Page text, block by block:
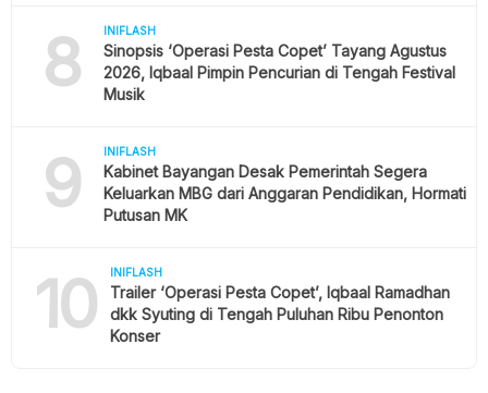
8 INIFLASH
Sinopsis ‘Operasi Pesta Copet’ Tayang Agustus
2026, Iqbaal Pimpin Pencurian di Tengah Festival
Musik
9 INIFLASH
Kabinet Bayangan Desak Pemerintah Segera
Keluarkan MBG dari Anggaran Pendidikan, Hormati
Putusan MK
10 INIFLASH
Trailer ‘Operasi Pesta Copet’, Iqbaal Ramadhan
dkk Syuting di Tengah Puluhan Ribu Penonton
Konser